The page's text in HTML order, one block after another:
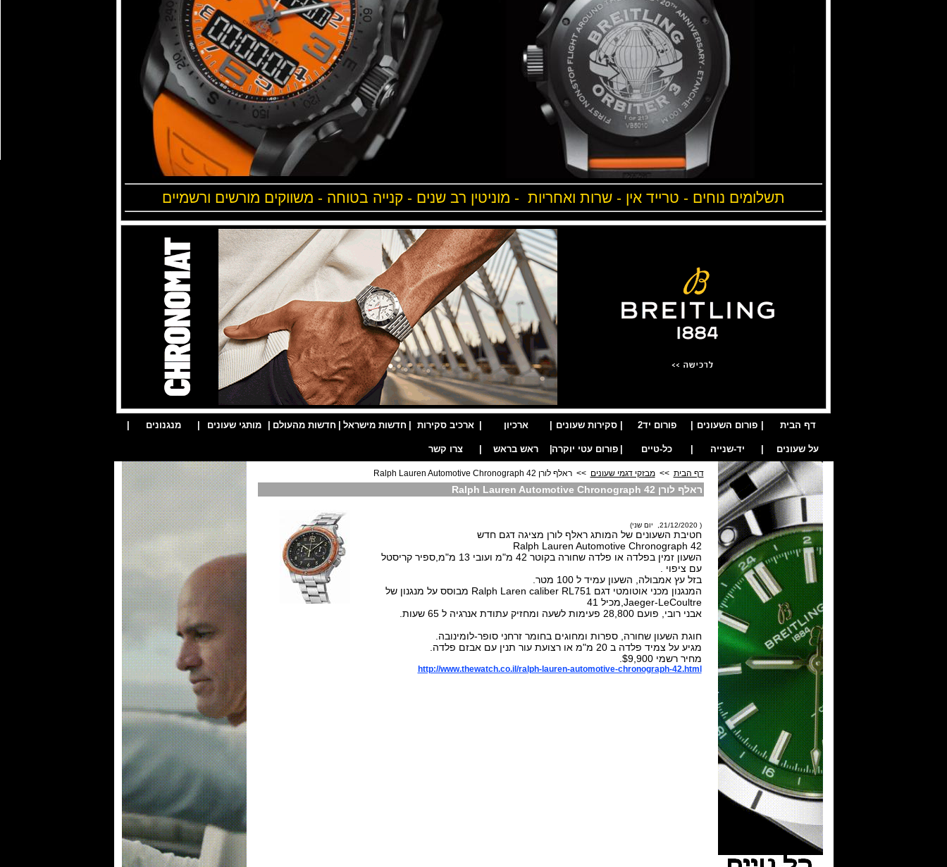
תשלומים נוחים - טרייד אין - שרות ואחריות - מוניטין רב שנים - קנייה בטוחה - משווקים מורשים ורשמיים
דף הבית פורום השעונים פורום יד2 סקירות שעונים ארכיון ארכיב סקירות חדשות מישראל חדשות מהעולם מותגי שעונים מנגנונים
על שעונים יד-שנייה כל-טיים פורום עטי יוקרה ראש בראש צרו קשר
דף הבית >>מבזקי דגמי שעונים >> ראלף לורן Ralph Lauren Automotive Chronograph 42
ראלף לורן Ralph Lauren Automotive Chronograph 42
( 21/12/2020, יום שני)
חטיבת השעונים של המותג ראלף לורן מציגה דגם חדש
Ralph Lauren Automotive Chronograph 42
השעון זמין בפלדה או פלדה שחורה בקוטר 42 מ"מ ועובי 13 מ"מ,ספיר קריסטל
עם ציפוי .
בזל עץ אמבולה, השעון עמיד ל 100 מטר.
המנגנון מכני אוטומטי דגם Ralph Laren caliber RL751 מבוסס על מנגנון של
Jaeger-LeCoultre,מכיל 41
אבני רובי, פועם 28,800 פעימות לשעה ומחזיק עתודת אנרגיה ל 65 שעות.
חוגת השעון שחורה, ספרות ומחוגים בחומר זרחני סופר-לומינובה.
מגיע על צמיד פלדה ב 20 מ"מ או רצועת עור תנין עם אבזם פלדה.
מחיר רשמי $9,900.
http://www.thewatch.co.il/ralph-lauren-automotive-chronograph-42.html